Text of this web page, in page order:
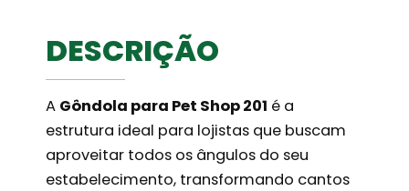
DESCRIÇÃO
A Gôndola para Pet Shop 201 é a
estrutura ideal para lojistas que buscam
aproveitar todos os ângulos do seu
estabelecimento, transformando cantos